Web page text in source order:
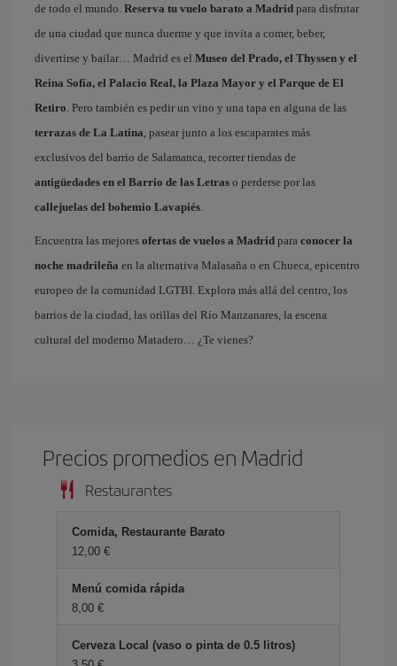
de todo el mundo. Reserva tu vuelo barato a Madrid para disfrutar
de una ciudad que nunca duerme y que invita a comer, beber,
divertirse y bailar… Madrid es el Museo del Prado, el Thyssen y el
Reina Sofía, el Palacio Real, la Plaza Mayor y el Parque de El
Retiro. Pero también es pedir un vino y una tapa en alguna de las
terrazas de La Latina, pasear junto a los escaparates más
exclusivos del barrio de Salamanca, recorrer tiendas de
antigüedades en el Barrio de las Letras o perderse por las
callejuelas del bohemio Lavapiés.
Encuentra las mejores ofertas de vuelos a Madrid para conocer la
noche madrileña en la alternativa Malasaña o en Chueca, epicentro
europeo de la comunidad LGTBI. Explora más allá del centro, los
barrios de la ciudad, las orillas del Río Manzanares, la escena
cultural del moderno Matadero… ¿Te vienes?
Precios promedios en Madrid
Restaurantes
Comida, Restaurante Barato
12,00
Menú comida rápida
8,00
Cerveza Local (vaso o pinta de 0.5 litros)